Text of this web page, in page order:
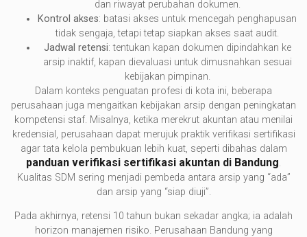
dan riwayat perubahan dokumen.
Kontrol akses: batasi akses untuk mencegah penghapusan
tidak sengaja, tetapi tetap siapkan akses saat audit.
Jadwal retensi: tentukan kapan dokumen dipindahkan ke
arsip inaktif, kapan dievaluasi untuk dimusnahkan sesuai
kebijakan pimpinan.
Dalam konteks penguatan profesi di kota ini, beberapa
perusahaan juga mengaitkan kebijakan arsip dengan peningkatan
kompetensi staf. Misalnya, ketika merekrut akuntan atau menilai
kredensial, perusahaan dapat merujuk praktik verifikasi sertifikasi
agar tata kelola pembukuan lebih kuat, seperti dibahas dalam
panduan verifikasi sertifikasi akuntan di Bandung.
Kualitas SDM sering menjadi pembeda antara arsip yang “ada”
dan arsip yang “siap diuji”.
Pada akhirnya, retensi 10 tahun bukan sekadar angka; ia adalah
horizon manajemen risiko. Perusahaan Bandung yang